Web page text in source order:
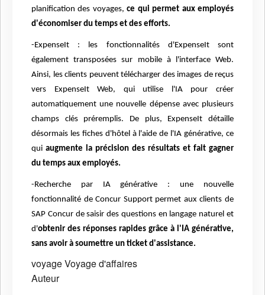
planification des voyages, ce qui permet aux employés
d'économiser du temps et des efforts.
-ExpenseIt : les fonctionnalités d'ExpenseIt sont
également transposées sur mobile à l'interface Web.
Ainsi, les clients peuvent télécharger des images de reçus
vers ExpenseIt Web, qui utilise l'IA pour créer
automatiquement une nouvelle dépense avec plusieurs
champs clés préremplis. De plus, ExpenseIt détaille
désormais les fiches d'hôtel à l'aide de l'IA générative, ce
qui augmente la précision des résultats et fait gagner
du temps aux employés.
-Recherche par IA générative : une nouvelle
fonctionnalité de Concur Support permet aux clients de
SAP Concur de saisir des questions en langage naturel et
d'obtenir des réponses rapides grâce à l'IA générative,
sans avoir à soumettre un ticket d'assistance.
voyageVoyage d'affaires
Auteur